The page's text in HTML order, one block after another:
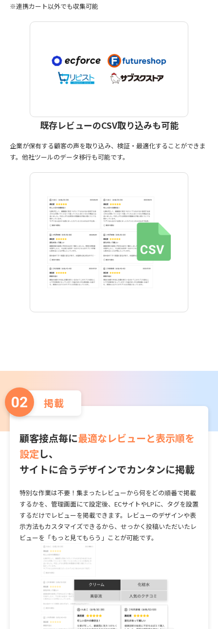
※連携カート以外でも収集可能
既存レビューのCSV取り込みも可能
企業が保有する顧客の声を取り込み、検証・最適化することができま
す。他社ツールのデータ移行も可能です。
掲載
顧客接点毎に最適なレビューと表示順を
設定し、
サイトに合うデザインでカンタンに掲載
特別な作業は不要！集まったレビューから何をどの順番で掲載
するかを、管理画面にて設定後、ECサイトやLPに、タグを設置
するだけでレビューを掲載できます。レビューのデザインや表
示方法もカスタマイズできるから、せっかく投稿いただいたレ
ビューを「もっと見てもらう」ことが可能です。